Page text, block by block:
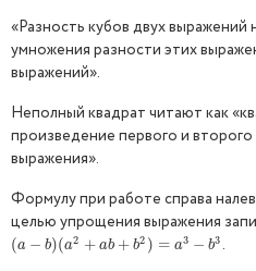
«Разность кубов двух
умножения разности этих
выражений».
Неполный квадрат читают как
произведение первого и
выражения».
Формулу при работе справа
целью упрощения выражения
(a − b)(a2 + ab + b2 ) = a3 − b3
(a−b )(a2+a b+b2 )=a3− b3
.